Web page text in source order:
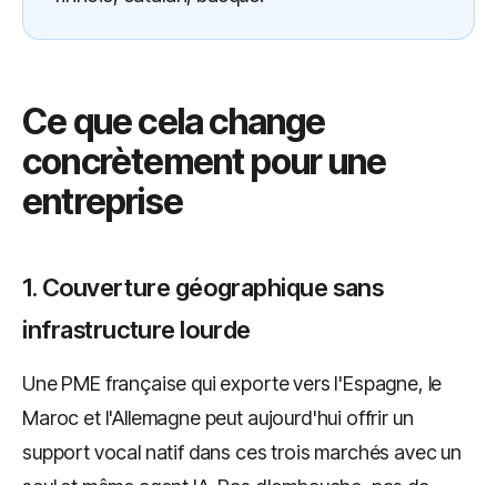
Ce que cela change
concrètement pour une
entreprise
1. Couverture géographique sans
infrastructure lourde
Une PME française qui exporte vers l'Espagne, le
Maroc et l'Allemagne peut aujourd'hui offrir un
support vocal natif dans ces trois marchés avec un